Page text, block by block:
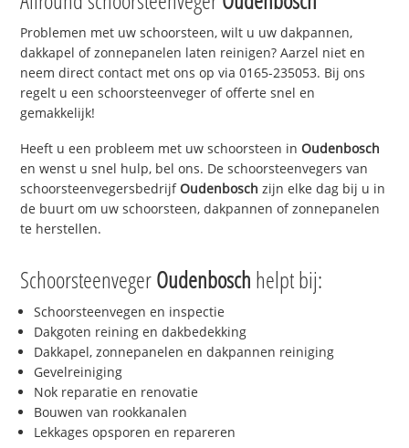
Problemen met uw schoorsteen, wilt u uw dakpannen,
dakkapel of zonnepanelen laten reinigen? Aarzel niet en
neem direct contact met ons op via 0165-235053. Bij ons
regelt u een schoorsteenveger of offerte snel en
gemakkelijk!
Heeft u een probleem met uw schoorsteen inOudenbosch
en wenst u snel hulp, bel ons. De schoorsteenvegers van
schoorsteenvegersbedrijfOudenbosch zijn elke dag bij u in
de buurt om uw schoorsteen, dakpannen of zonnepanelen
te herstellen.
SchoorsteenvegerOudenbosch helpt bij:
Schoorsteenvegen en inspectie
Dakgoten reining en dakbedekking
Dakkapel, zonnepanelen en dakpannen reiniging
Gevelreiniging
Nok reparatie en renovatie
Bouwen van rookkanalen
Lekkages opsporen en repareren